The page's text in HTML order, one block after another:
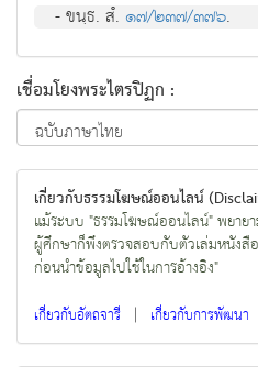
- ขนฺธ. สํ.๑๗/๒๓๗/๓๗๖.
เชื่อมโยงพระไตรปิฏก :
เกี่ยวกับธรรมโฆษณ์ออนไลน์
แม้ระบบ "ธรรมโฆษณ์ออนไลน์" พยา
ผู้ศึกษาก็พึงตรวจสอบกับตัวเล่มหนัง
ก่อนนำข้อมูลไปใช้ในการอ้างอิง"
เกี่ยวกับอัตถจารี | เกี่ยวกับการพัฒนา